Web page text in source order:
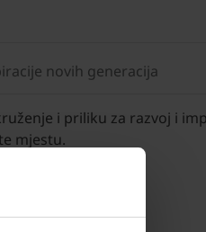
novih generacija
i priliku za razvoj i
mjestu.